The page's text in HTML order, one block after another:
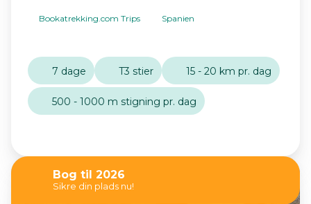
Bookatrekking.com Trips Spanien
7 dage T3 stier 15 - 20 km pr. dag
500 - 1000 m stigning pr. dag
Bog til 2026
Sikre din plads nu!